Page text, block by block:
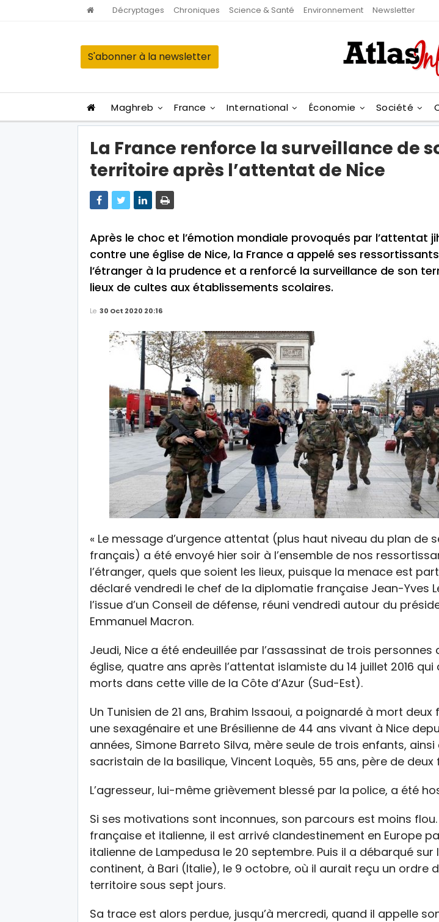
Décryptages Chroniques Science & Santé Environnement Newsletter
S'abonner à la newsletter
Maghreb France International Économie Société
La France renforce la surveillance de
territoire après l’attentat de Nice
Après le choc et l’émotion mondiale provoqués par l’attentat
contre une église de Nice, la France a appelé ses
l’étranger à la prudence et a renforcé la surveillance de son
lieux de cultes aux établissements scolaires.
Le 30 Oct 2020 20:16
« Le message d’urgence attentat (plus haut niveau du plan de
français) a été envoyé hier soir à l’ensemble de nos
l’étranger, quels que soient les lieux, puisque la menace est
déclaré vendredi le chef de la diplomatie française Jean-Yves
l’issue d’un Conseil de défense, réuni vendredi autour du
Emmanuel Macron.
Jeudi, Nice a été endeuillée par l’assassinat de trois personnes
église, quatre ans après l’attentat islamiste du 14 juillet 2016
morts dans cette ville de la Côte d’Azur (Sud-Est).
Un Tunisien de 21 ans, Brahim Issaoui, a poignardé à mort deux
une sexagénaire et une Brésilienne de 44 ans vivant à Nice
années, Simone Barreto Silva, mère seule de trois enfants, ainsi
sacristain de la basilique, Vincent Loquès, 55 ans, père de deux
L’agresseur, lui-même grièvement blessé par la police, a été
Si ses motivations sont inconnues, son parcours est moins
française et italienne, il est arrivé clandestinement en Europe
italienne de Lampedusa le 20 septembre. Puis il a débarqué sur
continent, à Bari (Italie), le 9 octobre, où il aurait reçu un ordre
territoire sous sept jours.
Sa trace est alors perdue, jusqu’à mercredi, quand il appelle